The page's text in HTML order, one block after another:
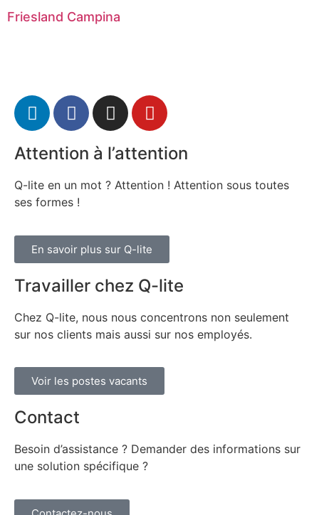
Friesland Campina
Attention à l’attention
Q-lite en un mot ? Attention ! Attention sous toutes
ses formes !
En savoir plus sur Q-lite
Travailler chez Q-lite
Chez Q-lite, nous nous concentrons non seulement
sur nos clients mais aussi sur nos employés.
Voir les postes vacants
Contact
Besoin d’assistance ? Demander des informations sur
une solution spécifique ?